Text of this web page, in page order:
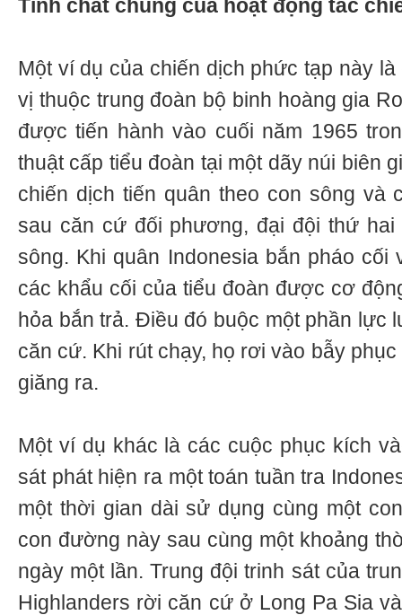
Tính chất chung của hoạt động tác
Một ví dụ của chiến dịch phức tạp này
vị thuộc trung đoàn bộ binh hoàng gia
được tiến hành vào cuối năm 1965
thuật cấp tiểu đoàn tại một dãy núi biên
chiến dịch tiến quân theo con sông và
sau căn cứ đối phương, đại đội thứ
sông. Khi quân Indonesia bắn pháo
các khẩu cối của tiểu đoàn được cơ
hỏa bắn trả. Điều đó buộc một phần lực
căn cứ. Khi rút chạy, họ rơi vào bẫy
giăng ra.
Một ví dụ khác là các cuộc phục kích
sát phát hiện ra một toán tuần tra
một thời gian dài sử dụng cùng một
con đường này sau cùng một khoảng
ngày một lần. Trung đội trinh sát của
Highlanders rời căn cứ ở Long Pa Sia